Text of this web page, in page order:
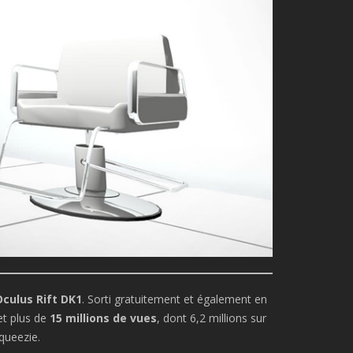
Rift DK1. Sorti gratuitement et également en
plus de 15 millions de vues, dont 6,2 millions sur